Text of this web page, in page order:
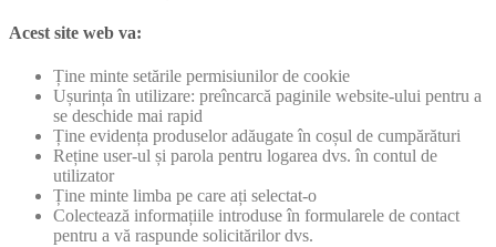
Acest site web va:
Ține minte setările permisiunilor de cookie
Ușurința în utilizare: preîncarcă paginile website-ului pentru a
se deschide mai rapid
Ține evidența produselor adăugate în coșul de cumpărături
Reține user-ul și parola pentru logarea dvs. în contul de
utilizator
Ține minte limba pe care ați selectat-o
Colectează informațiile introduse în formularele de contact
pentru a vă raspunde solicitărilor dvs.